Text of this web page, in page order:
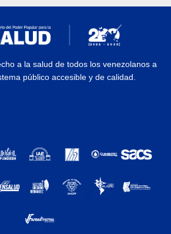
a la salud de todos los venezolanos a
público accesible y de calidad.